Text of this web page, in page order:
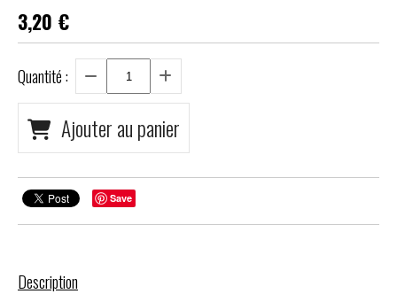
3,20 €
Quantité :
Ajouter au panier
Save
Description